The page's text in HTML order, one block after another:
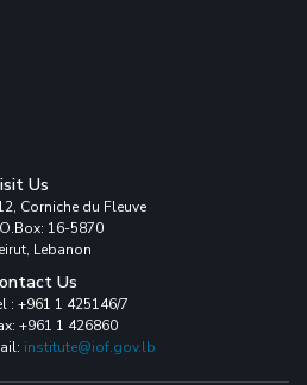
Us
Corniche du Fleuve
16-5870
Lebanon
Us
: +961 1 425146/7
+961 1 426860
institute@iof.gov.lb